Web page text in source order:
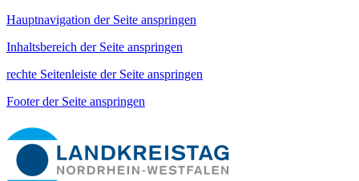
Hauptnavigation der Seite anspringen
Inhaltsbereich der Seite anspringen
rechte Seitenleiste der Seite anspringen
Footer der Seite anspringen